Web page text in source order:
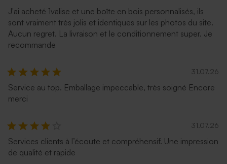
Enveloppe recyclée mariage
carrée
Enveloppe mariage carrée
rose nude
J'ai acheté 1valise et une boîte en bois personnalisés, ils
sont vraiment très jolis et identiques sur les photos du site.
Aucun regret. La livraison et le conditionnement super. Je
recommande
31.07.26
Service au top. Emballage impeccable, très soigné Encore
merci
31.07.26
Services clients à l’écoute et compréhensif. Une impression
de qualité et rapide